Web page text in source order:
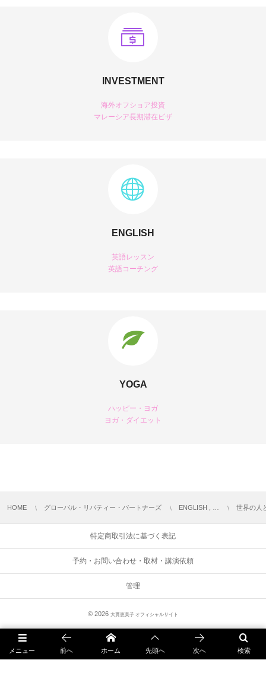
INVESTMENT
海外オフショア投資
マレーシア長期滞在ビザ
ENGLISH
英語レッスン
英語コーチング
YOGA
ハッピー・ヨガ
ヨガ・ダイエット
HOME グローバル・リバティー・パートナーズ ENGLISH , … 世界の人
特定商取引法に基づく表記
予約・お問い合わせ・取材・講演依頼
管理
© 2026 大貫恵美子 オフィシャルサイト
メニュー 検索
前へ ホーム 先頭へ 次へ